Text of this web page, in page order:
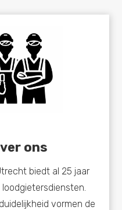
ons
biedt al 25 jaar
vormen de